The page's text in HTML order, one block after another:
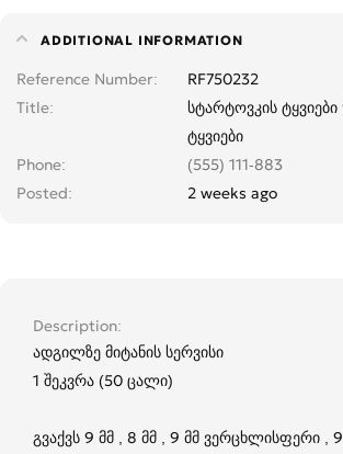
ADDITIONAL INFORMATION
Reference Number
RF750232
Title
სტარტოვკის
ტყვიები
Phone
(555) 111-883
Posted
2 weeks ago
Description
ადგილზე მიტანის სერვისი
1 შეკვრა (50 ცალი)
გვაქვს 9 მმ , 8 მმ , 9 მმ ვერცხლისფერი ,